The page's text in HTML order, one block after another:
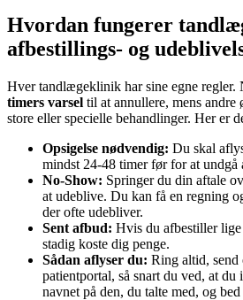
Hvordan fungerer
afbestillings- og
Hver tandlægeklinik har sine egne regler.
timers varsel til at annullere, mens andre
store eller specielle behandlinger. Her er
Opsigelse nødvendig: Du skal
mindst 24-48 timer før for at undgå
No-Show: Springer du din aftale
at udeblive. Du kan få en regning
der ofte udebliver.
Sent afbud: Hvis du afbestiller
stadig koste dig penge.
Sådan aflyser du: Ring altid, send
patientportal, så snart du ved, at du
navnet på den, du talte med, og